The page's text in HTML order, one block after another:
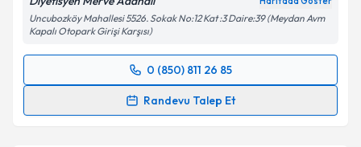
Uncubozköy Mahallesi 5526. Sokak No:12 Kat :3 Daire:39 (Meydan Avm
Kapalı Otopark Girişi Karşısı)
0 (850) 811 26 85
Randevu Talep Et
Randevu Takvimi Talebi